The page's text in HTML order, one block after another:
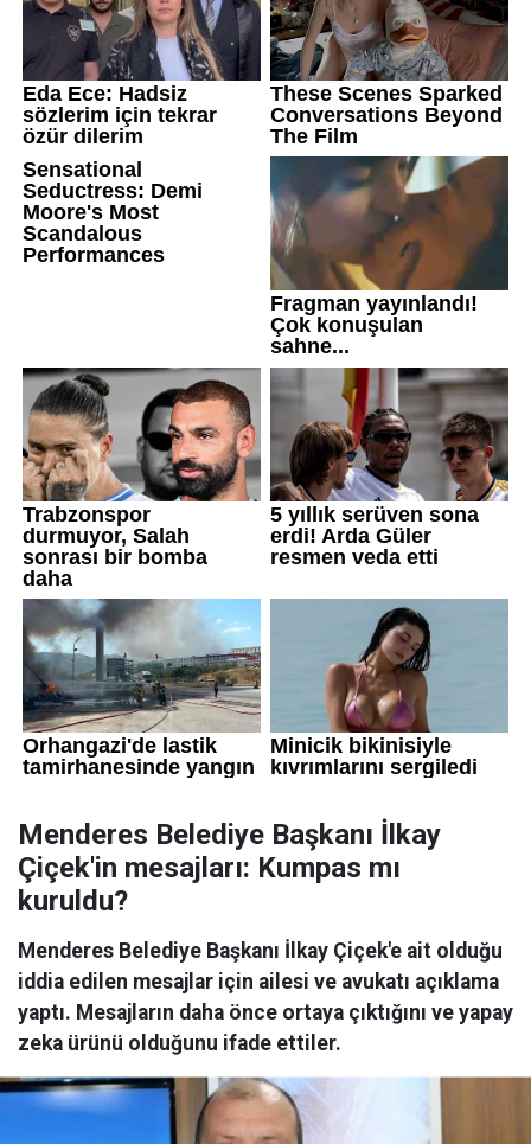
Menderes Belediye Başkanı İlkay
Çiçek'in mesajları: Kumpas mı
kuruldu?
Menderes Belediye Başkanı İlkay Çiçek'e ait olduğu
iddia edilen mesajlar için ailesi ve avukatı açıklama
yaptı. Mesajların daha önce ortaya çıktığını ve yapay
zeka ürünü olduğunu ifade ettiler.